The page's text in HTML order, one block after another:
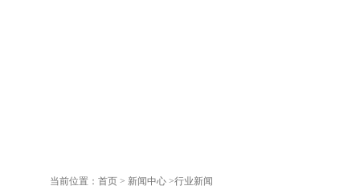
行业新闻
当前位置： 首页 > 新闻中心 >